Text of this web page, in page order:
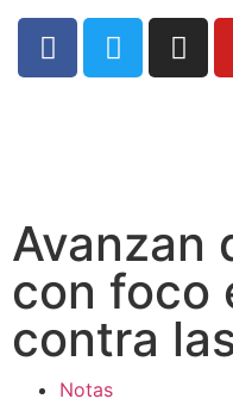
Avanzan
con foco
contra
Notas